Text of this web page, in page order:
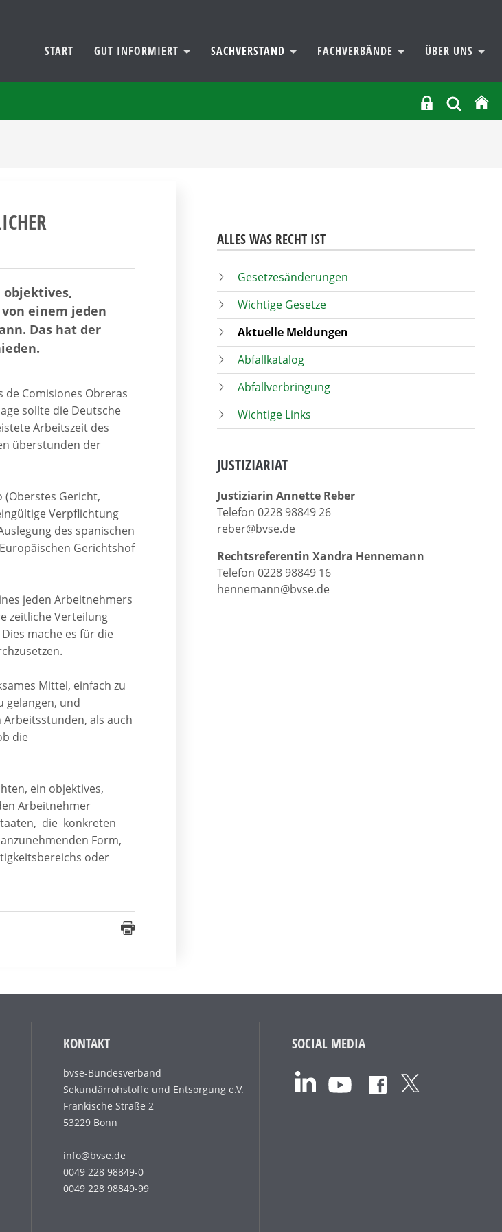
START GUT INFORMIERT SACHVERSTAND FACHVERBÄNDE ÜBER UNS
objektives,
einem jeden
Das hat der
de Comisiones Obreras
sollte die Deutsche
Arbeitszeit des
überstunden der
(Oberstes Gericht,
Verpflichtung
des spanischen
Gerichtshof
jeden Arbeitnehmers
zeitliche Verteilung
mache es für die
Mittel, einfach zu
gelangen, und
als auch
die
ein objektives,
Arbeitnehmer
die konkreten
Form,
oder
ALLES WAS RECHT IST
Gesetzesänderungen
Wichtige Gesetze
Aktuelle Meldungen
Abfallkatalog
Abfallverbringung
Wichtige Links
JUSTIZIARIAT
Justiziarin Annette Reber
Telefon 0228 98849 26
reber@bvse.de
Rechtsreferentin Xandra Hennemann
Telefon 0228 98849 16
hennemann@bvse.de
KONTAKT
bvse-Bundesverband
Sekundärrohstoffe und Entsorgung e.V.
Fränkische Straße 2
53229 Bonn
info@bvse.de
0049 228 98849-0
0049 228 98849-99
SOCIAL MEDIA